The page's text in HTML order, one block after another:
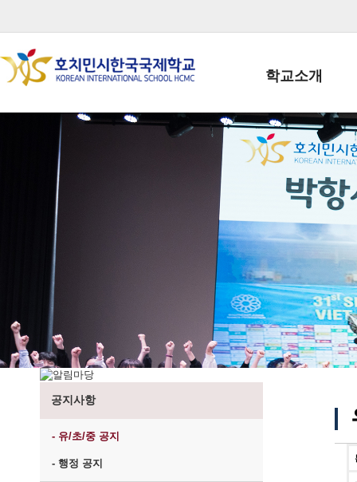
학교소개
학교장인사말
학생회장인사말
학교상징
학교 CI
교직원현황
학생현황
위치/전화
전경사진
공지사항
- 유/초/중 공지
- 행정 공지